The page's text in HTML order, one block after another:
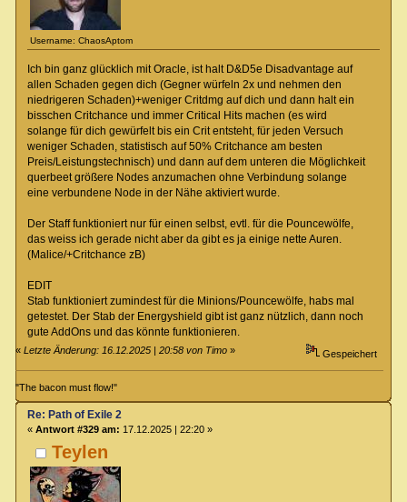
Username: ChaosAptom
Ich bin ganz glücklich mit Oracle, ist halt D&D5e Disadvantage auf
allen Schaden gegen dich (Gegner würfeln 2x und nehmen den
niedrigeren Schaden)+weniger Critdmg auf dich und dann halt ein
bisschen Critchance und immer Critical Hits machen (es wird
solange für dich gewürfelt bis ein Crit entsteht, für jeden Versuch
weniger Schaden, statistisch auf 50% Critchance am besten
Preis/Leistungstechnisch) und dann auf dem unteren die Möglichkeit
querbeet größere Nodes anzumachen ohne Verbindung solange
eine verbundene Node in der Nähe aktiviert wurde.
Der Staff funktioniert nur für einen selbst, evtl. für die Pouncewölfe,
das weiss ich gerade nicht aber da gibt es ja einige nette Auren.
(Malice/+Critchance zB)
EDIT
Stab funktioniert zumindest für die Minions/Pouncewölfe, habs mal
getestet. Der Stab der Energyshield gibt ist ganz nützlich, dann noch
gute AddOns und das könnte funktionieren.
«Letzte Änderung: 16.12.2025 | 20:58 von Timo » Gespeichert
"The bacon must flow!"
Teylen
Re: Path of Exile 2
« Antwort #329 am: 17.12.2025 | 22:20 »